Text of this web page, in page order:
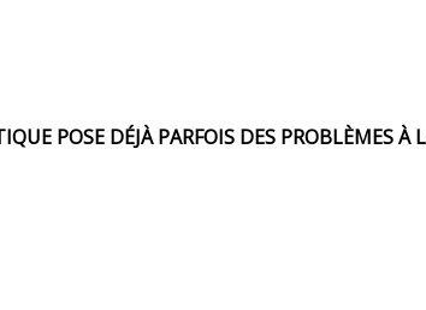
POSE DÉJÀ PARFOIS DES PROBLÈMES